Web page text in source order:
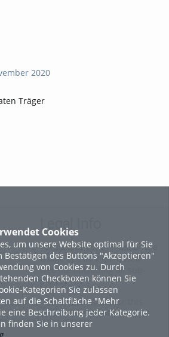
Cookies
um unsere Website optimal für Sie
Bestätigen des Buttons "Akzeptieren"
von Cookies zu. Durch
Checkboxen können Sie
Kategorien Sie zulassen
auf die Schaltfläche "Mehr
eine Beschreibung jeder Kategorie.
finden Sie in unserer
2020
Träger
Legal Info
Terms and Conditions for the
Usage of this ViMP based
website (including all sub-
pages)
Privacy Statement for this
ViMP based Website incl.
Sub-pages